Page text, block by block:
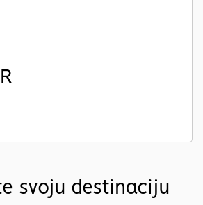
svoju destinaciju